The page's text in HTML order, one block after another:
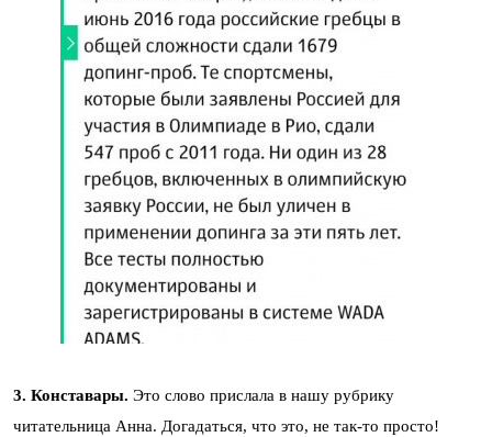
3. Конставары. Это слово прислала в нашу рубрику
читательница Анна. Догадаться, что это, не так-то просто!